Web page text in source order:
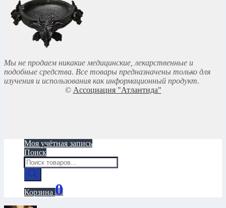
Мы не продаем никакие медицинские, лекарственные и
подобные средства. Все товары предназначены только для
изучения и использования как информационный продукт.
© Ассоциация "Атлантида"
Моя учётная запись
Поиск
Поиск
товаров
Корзина 0